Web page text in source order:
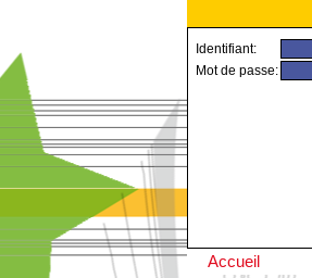
Identifiant:
Mot de passe:
Accueil